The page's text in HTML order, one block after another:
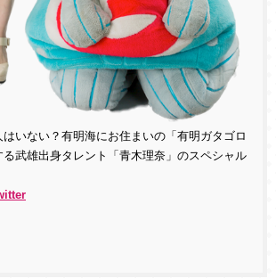
いない？有明海にお住まいの「有明ガタゴロ
武雄出身タレント「青木理奈」のスペシャル